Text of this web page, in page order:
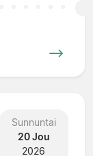
Sunnuntai
20 Jou
2026